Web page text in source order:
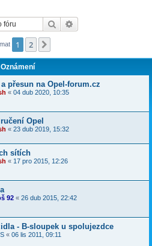
Hledat
1 2
Oznámení
přesun na Opel-forum.cz
« 04 dub 2020, 10:35
Opel
« 23 dub 2019, 15:32
sítích
« 17 pro 2015, 12:26
92 « 26 dub 2015, 22:42
- B-sloupek u spolujezdce
« 06 lis 2011, 09:11